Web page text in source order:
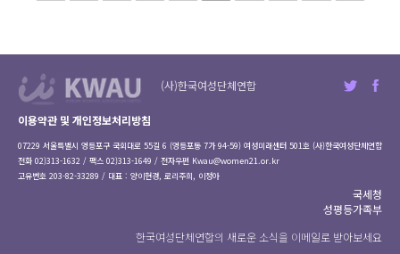
(사)한국여성단체연합
이용약관 및 개인정보처리방침
07229 서울특별시 영등포구 국회대로 55길 6 (영등포동 7가 94-59) 여성미래센터 501호 (사)한국여성단체연합
전화 02)313-1632 / 팩스 02)313-1649 / 전자우편 Kwau@women21.or.kr
고유번호 203-82-33289 / 대표 : 양이현경, 로리주희, 이정아
국세청
성평등가족부
한국여성단체연합의 새로운 소식을 이메일로 받아보세요